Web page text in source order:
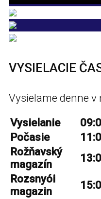
VYSIELACIE
Vysielame denne
Vysielanie
Počasie
Rožňavský
magazín
Rozsnyói
magazin